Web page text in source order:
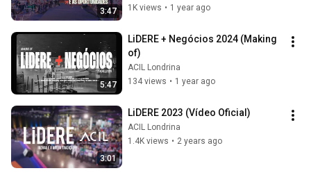
3:47
1K views • 1 year ago
5:47
LiDERE + Negócios 2024 (Making
of)
ACIL Londrina
134 views • 1 year ago
3:01
LiDERE 2023 (Vídeo Oficial)
ACIL Londrina
1.4K views • 2 years ago